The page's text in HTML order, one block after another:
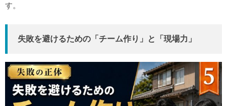
す。
失敗を避けるための「チーム作り」と「現場力」